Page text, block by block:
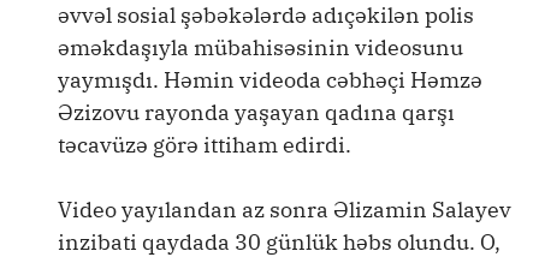
əvvəl sosial şəbəkələrdə adıçəkilən polis
əməkdaşıyla mübahisəsinin videosunu
yaymışdı. Həmin videoda cəbhəçi Həmzə
Əzizovu rayonda yaşayan qadına qarşı
təcavüzə görə ittiham edirdi.
Video yayılandan az sonra Əlizamin Salayev
inzibati qaydada 30 günlük həbs olundu. O,